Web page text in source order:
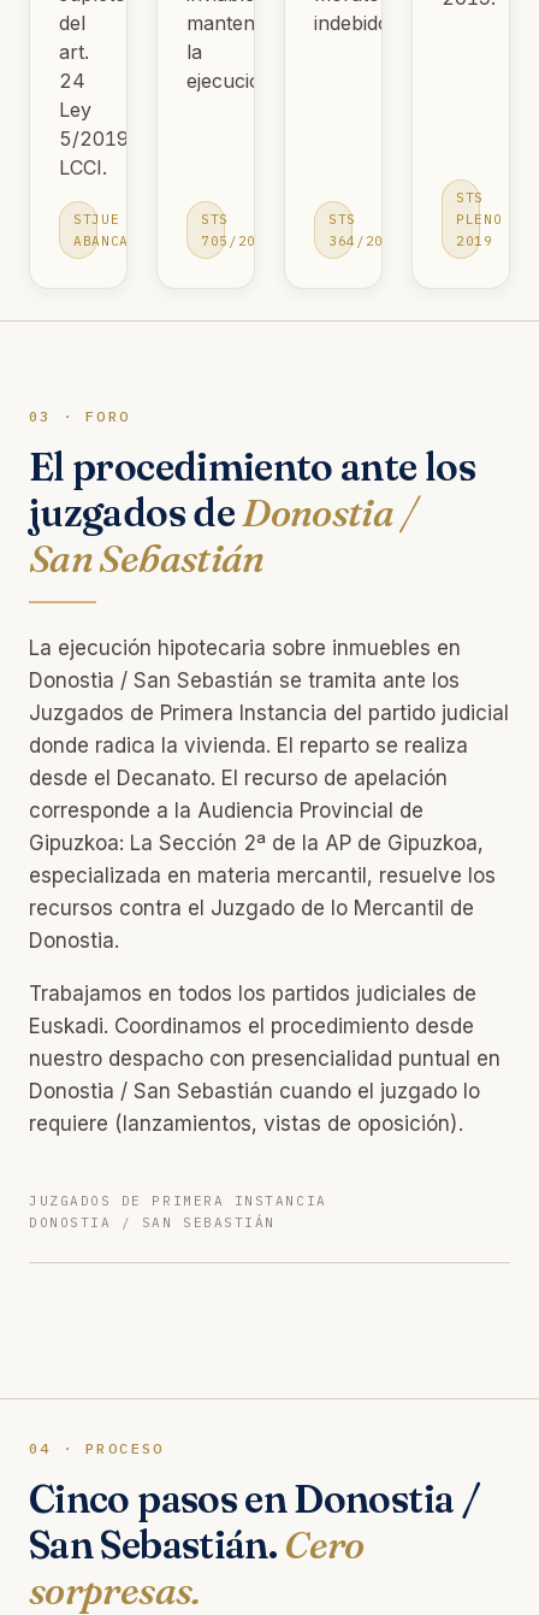
del
art.
24
Ley
5/2019
LCCI.
STJUE
ABANCA
mantener
la
ejecución.
STS
705/2015
indebidos.
STS
364/2016
STS
PLENO
2019
03 · FORO
El procedimiento ante los
juzgados deDonostia /
San Sebastián
La ejecución hipotecaria sobre inmuebles en
Donostia / San Sebastián se tramita ante los
Juzgados de Primera Instancia del partido judicial
donde radica la vivienda. El reparto se realiza
desde el Decanato. El recurso de apelación
corresponde a la Audiencia Provincial de
Gipuzkoa: La Sección 2ª de la AP de Gipuzkoa,
especializada en materia mercantil, resuelve los
recursos contra el Juzgado de lo Mercantil de
Donostia.
Trabajamos en todos los partidos judiciales de
Euskadi. Coordinamos el procedimiento desde
nuestro despacho con presencialidad puntual en
Donostia / San Sebastián cuando el juzgado lo
requiere (lanzamientos, vistas de oposición).
JUZGADOS DE PRIMERA INSTANCIA
DONOSTIA / SAN SEBASTIÁN
04 · PROCESO
Cinco pasos en Donostia /
San Sebastián. Cero
sorpresas.